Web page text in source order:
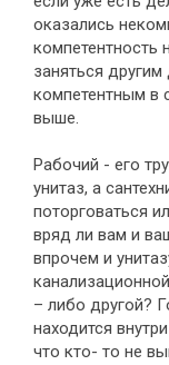
оказались
заняться
компетентным в
выше.
Рабочий - его
унитаз, а
поторговаться
вряд ли вам и
впрочем и
– либо другой?
находится
что кто- то не